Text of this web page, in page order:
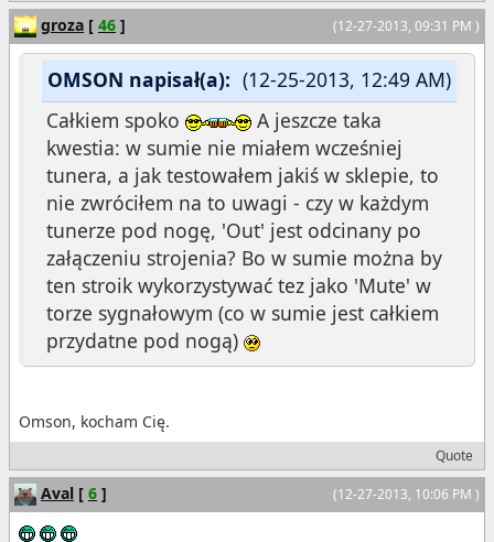
(12-27-2013, 09:31 PM )
groza [ 46 ]
(12-25-2013, 12:49 AM)
OMSON napisał(a):
Całkiem spoko
A jeszcze taka
kwestia: w sumie nie miałem wcześniej
tunera, a jak testowałem jakiś w sklepie, to
nie zwróciłem na to uwagi - czy w każdym
tunerze pod nogę, 'Out' jest odcinany po
załączeniu strojenia? Bo w sumie można by
ten stroik wykorzystywać tez jako 'Mute' w
torze sygnałowym (co w sumie jest całkiem
przydatne pod nogą)
Omson, kocham Cię.
Quote
(12-27-2013, 10:06 PM )
Aval [ 6 ]